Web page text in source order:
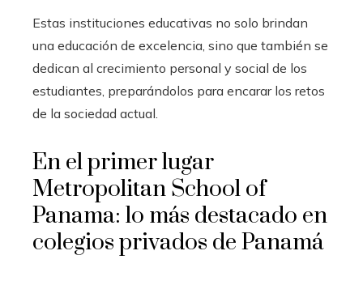
Estas instituciones educativas no solo brindan
una educación de excelencia, sino que también se
dedican al crecimiento personal y social de los
estudiantes, preparándolos para encarar los retos
de la sociedad actual.
En el primer lugar
Metropolitan School of
Panama: lo más destacado en
colegios privados de Panamá